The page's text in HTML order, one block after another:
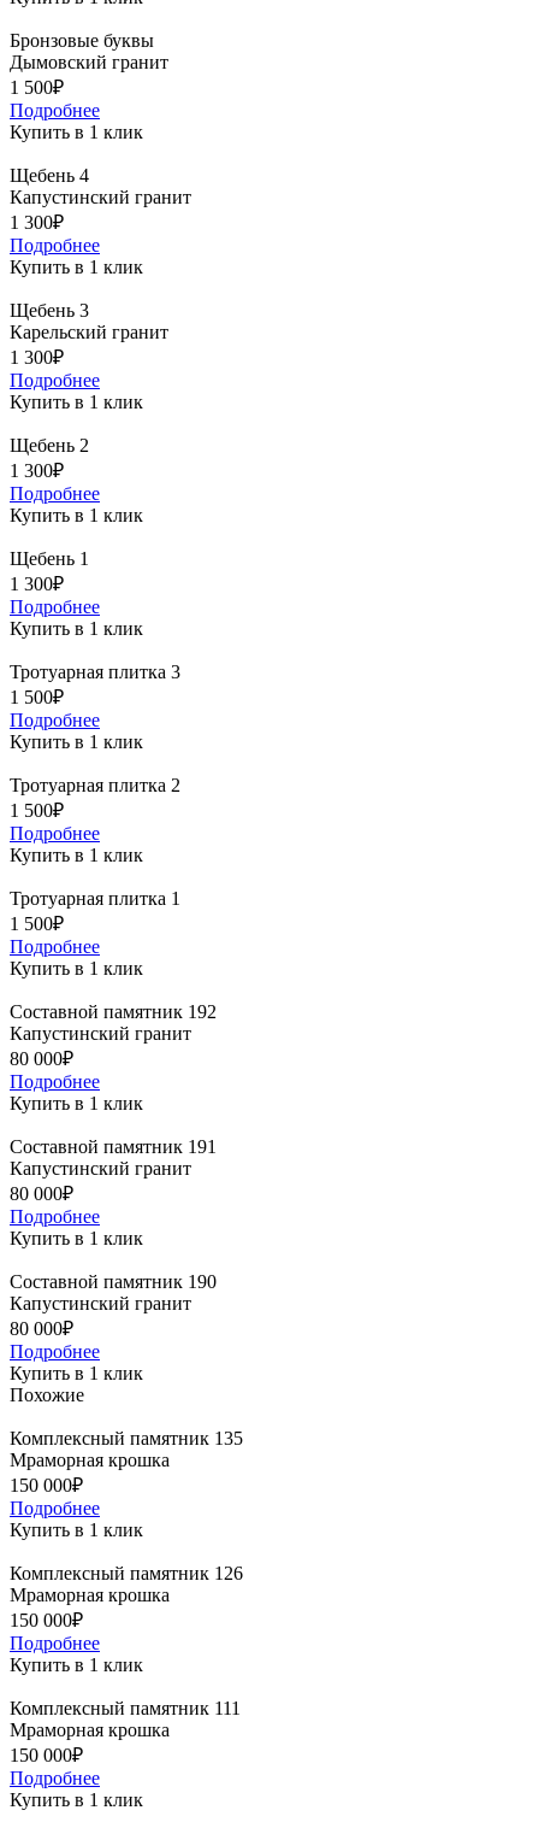
Бронзовые буквы
Дымовский гранит
1 500₽
Подробнее
Купить в 1 клик
Щебень 4
Капустинский гранит
1 300₽
Подробнее
Купить в 1 клик
Щебень 3
Карельский гранит
1 300₽
Подробнее
Купить в 1 клик
Щебень 2
1 300₽
Подробнее
Купить в 1 клик
Щебень 1
1 300₽
Подробнее
Купить в 1 клик
Тротуарная плитка 3
1 500₽
Подробнее
Купить в 1 клик
Тротуарная плитка 2
1 500₽
Подробнее
Купить в 1 клик
Тротуарная плитка 1
1 500₽
Подробнее
Купить в 1 клик
Составной памятник 192
Капустинский гранит
80 000₽
Подробнее
Купить в 1 клик
Составной памятник 191
Капустинский гранит
80 000₽
Подробнее
Купить в 1 клик
Составной памятник 190
Капустинский гранит
80 000₽
Подробнее
Купить в 1 клик
Похожие
Комплексный памятник 135
Мраморная крошка
150 000₽
Подробнее
Купить в 1 клик
Комплексный памятник 126
Мраморная крошка
150 000₽
Подробнее
Купить в 1 клик
Комплексный памятник 111
Мраморная крошка
150 000₽
Подробнее
Купить в 1 клик